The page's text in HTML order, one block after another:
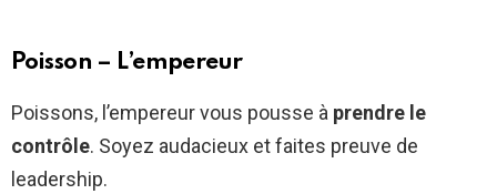
Poisson – L’empereur
Poissons, l’empereur vous pousse à prendre le
contrôle. Soyez audacieux et faites preuve de
leadership.